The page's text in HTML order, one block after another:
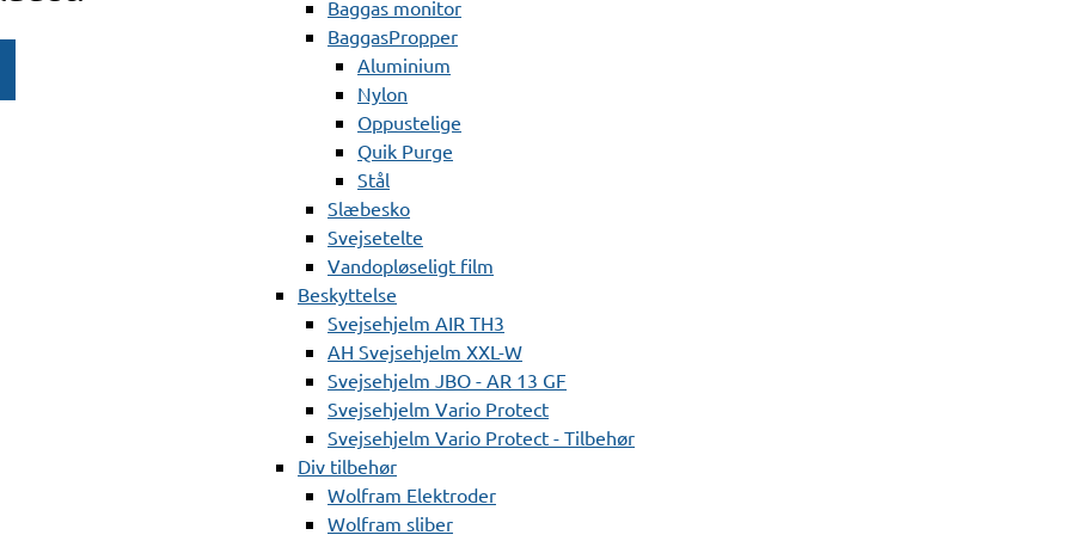
Baggas monitor
BaggasPropper
Aluminium
Nylon
Oppustelige
Quik Purge
Stål
Slæbesko
Svejsetelte
Vandopløseligt film
Beskyttelse
Svejsehjelm AIR TH3
AH Svejsehjelm XXL-W
Svejsehjelm JBO - AR 13 GF
Svejsehjelm Vario Protect
Svejsehjelm Vario Protect - Tilbehør
Div tilbehør
Wolfram Elektroder
Wolfram sliber